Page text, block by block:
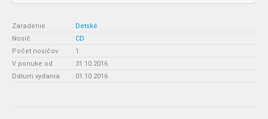
Zaradenie : Detské
Nosič
: CD
Počet nosičov
: 1
V ponuke od
: 31.10.2016
Dátum vydania
: 01.10.2016